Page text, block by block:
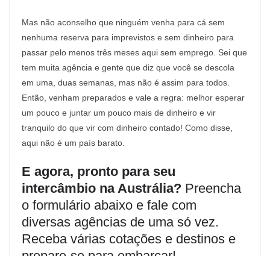
Mas não aconselho que ninguém venha para cá sem
nenhuma reserva para imprevistos e sem dinheiro para
passar pelo menos três meses aqui sem emprego. Sei que
tem muita agência e gente que diz que você se descola
em uma, duas semanas, mas não é assim para todos.
Então, venham preparados e vale a regra: melhor esperar
um pouco e juntar um pouco mais de dinheiro e vir
tranquilo do que vir com dinheiro contado! Como disse,
aqui não é um país barato.
E agora, pronto para seu
intercâmbio na Austrália? Preencha
o formulário abaixo e fale com
diversas agências de uma só vez.
Receba várias cotações e destinos e